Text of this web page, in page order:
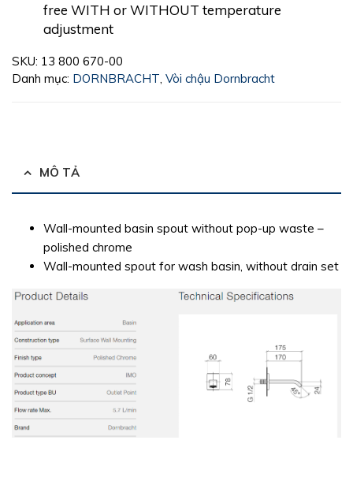
free WITH or WITHOUT temperature
adjustment
SKU: 13 800 670-00
Danh mục: DORNBRACHT Vòi chậu Dornbracht
MÔ TẢ
Wall-mounted basin spout without pop-up waste –
polished chrome
Wall-mounted spout for wash basin, without drain set